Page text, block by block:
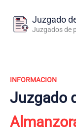
contenido
Juzgado
Juzgados de
INFORMACION
Juzgado